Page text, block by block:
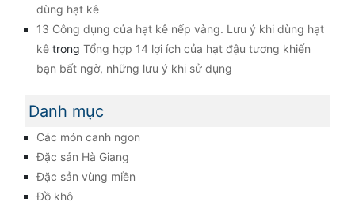
dùng hạt kê
13 Công dụng của hạt kê nếp vàng. Lưu ý khi dùng hạt
kê trong Tổng hợp 14 lợi ích của hạt đậu tương khiến
bạn bất ngờ, những lưu ý khi sử dụng
Danh mục
Các món canh ngon
Đặc sản Hà Giang
Đặc sản vùng miền
Đồ khô